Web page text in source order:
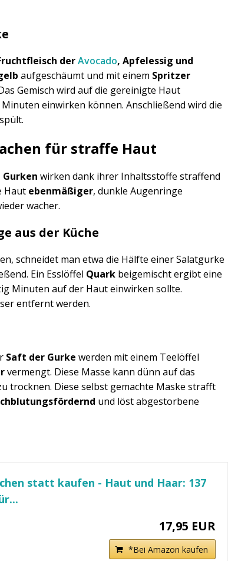
derAvocado, Apfelessig und
aufgeschäumt und mit einem Spritzer
Gemisch wird auf die gereinigte Haut
einwirken können. Anschließend wird die
für straffe Haut
Gurken wirken dank ihrer Inhaltsstoffe straffend
Haut ebenmäßiger, dunkle Augenringe
wacher.
aus der Küche
schneidet man etwa die Hälfte einer Salatgurke
Ein Esslöffel Quark beigemischt ergibt eine
Minuten auf der Haut einwirken sollte.
entfernt werden.
Saft der Gurke werden mit einem Teelöffel
vermengt. Diese Masse kann dünn auf das
trocknen. Diese selbst gemachte Maske strafft
und löst abgestorbene
statt kaufen - Haut und Haar: 137
17,95 EUR
*Bei Amazon kaufen